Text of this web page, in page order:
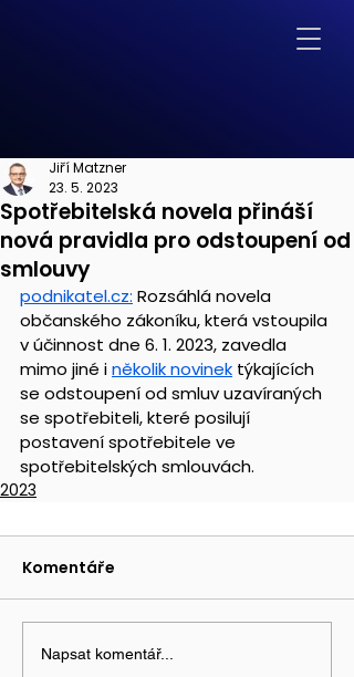
Spotřebitelská novela přináší
nová pravidla pro odstoupení od
smlouvy
Jiří Matzner
23. 5. 2023
podnikatel.cz: Rozsáhlá novela
občanského zákoníku, která vstoupila
v účinnost dne 6. 1. 2023, zavedla
mimo jiné i několik novinek týkajících
se odstoupení od smluv uzavíraných
se spotřebiteli, které posilují
postavení spotřebitele ve
spotřebitelských smlouvách.
2023
Komentáře
Napsat komentář...